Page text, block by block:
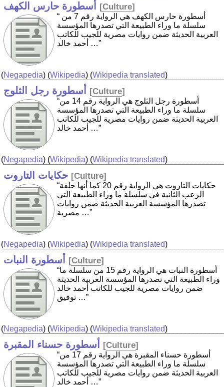
أسطورة حارس الكهف [Culture]
“ أسطورة حارس الكهف هي الرواية رقم 7 من
سلسلة ما وراء الطبيعة التي تصدرها المؤسسة
العربية الحديثة ضمن روايات مصرية للجيب للكاتب
أحمد خالد …”
(Negapedia) (Wikipedia) (Wikipedia translated)
أسطورة رجل الثلوج [Culture]
“أسطورة رجل الثلوج هي الرواية رقم 14 من
سلسلة ما وراء الطبيعة التي تصدرها المؤسسة
العربية الحديثة ضمن روايات مصرية للجيب للكاتب
أحمد خالد …”
(Negapedia) (Wikipedia) (Wikipedia translated)
حكايات التاروت [Culture]
“حكايات التاروت هي الرواية رقم 20 كما أنها حلقة
الرعب الثانية في سلسلة ما وراء الطبيعة التي
تصدرها المؤسسة العربية الحديثة ضمن روايات
مصرية …”
(Negapedia) (Wikipedia) (Wikipedia translated)
أسطورة النبات [Culture]
“أسطورة النبات هي الرواية رقم 15 من سلسلة ما
وراء الطبيعة التي تصدرها المؤسسة العربية الحديثة
ضمن روايات مصرية للجيب للكاتب أحمد خالد
توفيق …”
(Negapedia) (Wikipedia) (Wikipedia translated)
أسطورة حسناء المقبرة [Culture]
“أسطورة حسناء المقبرة هي الرواية رقم 17 من
سلسلة ما وراء الطبيعة التي تصدرها المؤسسة
العربية الحديثة ضمن روايات مصرية للجيب للكاتب
أحمد خالد …”